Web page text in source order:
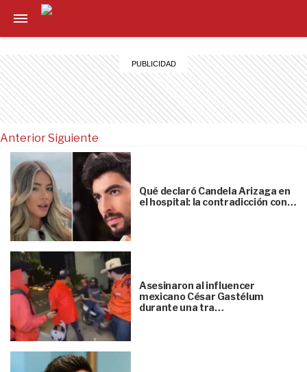
Anterior
Qué declaró Candela Arizaga en
el hospital: la contradicción con…
Asesinaron al influencer
mexicano César Gastélum
durante una tra…
Siguiente